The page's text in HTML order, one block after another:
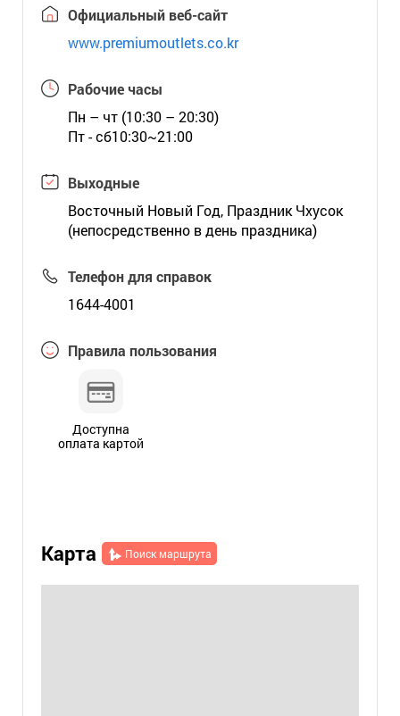
Официальный веб-сайт
www.premiumoutlets.co.kr
Рабочие часы
Пн – чт (10:30 – 20:30)
Пт - сб10:30~21:00
Выходные
Восточный Новый Год, Праздник Чхусок
(непосредственно в день праздника)
Телефон для справок
1644-4001
Правила пользования
Доступна
оплата картой
Карта Поиск маршрута